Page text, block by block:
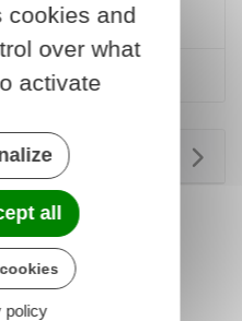
sa facture de gaz
cookies and
over what
activate
all
policy